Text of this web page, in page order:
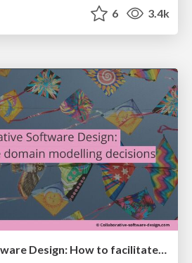
6 3.4k